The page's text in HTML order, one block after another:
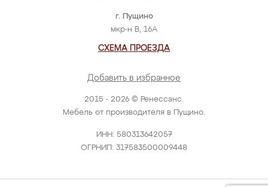
2015 - 2026 © Ренессанс.
Мебель от производителя в Пущино.
ИНН: 580313642057
ОГРНИП: 317583500009448
г. Пущино
мкр-н В, 16А
СХЕМА ПРОЕЗДА
Добавить в избранное